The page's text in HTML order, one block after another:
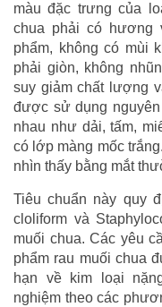
màu đặc trưng của
chua phải có hương
phẩm, không có mùi
phải giòn, không
suy giảm chất lượng
được sử dụng
nhau như dải, tấm,
có lớp màng mốc
nhìn thấy bằng mắt
Tiêu chuẩn này quy
cloliform và
muối chua. Các yêu
phẩm rau muối chua
hạn về kim loại
nghiệm theo các